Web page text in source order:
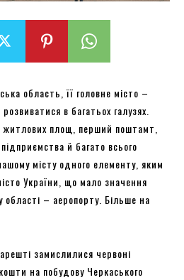
область, її головне місто –
в багатьох галузях.
житлових площ, перший поштамт,
й багато всього
місту одного елементу, яким
України, що мало значення
області – аеропорту. Більше на
замислилися червоні
на побудову Черкаського